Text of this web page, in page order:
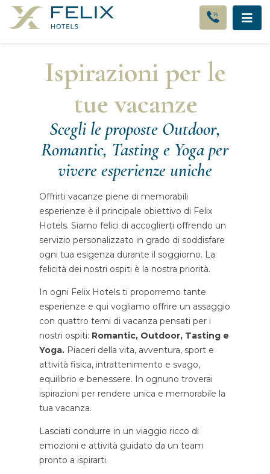
Ispirazioni per le
tue vacanze
Scegli le proposte Outdoor,
Romantic, Tasting e Yoga per
vivere esperienze uniche
Offrirti vacanze piene di memorabili
esperienze è il principale obiettivo di Felix
Hotels. Siamo felici di accoglierti offrendo un
servizio personalizzato in grado di soddisfare
ogni tua esigenza durante il soggiorno. La
felicità dei nostri ospiti è la nostra priorità.
In ogni Felix Hotels ti proporremo tante
esperienze e qui vogliamo offrire un assaggio
con quattro temi di vacanza pensati per i
nostri ospiti: Romantic, Outdoor, Tasting e
Yoga.Piaceri della vita, avventura, sport e
attività fisica, intrattenimento e svago,
equilibrio e benessere. In ognuno troverai
ispirazioni per rendere unica e memorabile la
tua vacanza.
Lasciati condurre in un viaggio ricco di
emozioni e attività guidato da un team
pronto a ispirarti.